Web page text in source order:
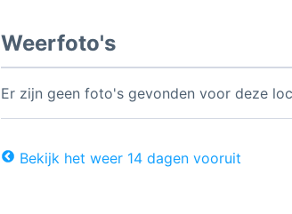
Weerfoto's
Er zijn geen foto's gevonden voor deze
Bekijk het weer 14 dagen vooruit